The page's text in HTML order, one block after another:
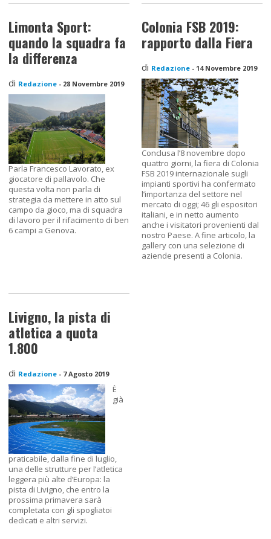
Limonta Sport:
quando la squadra fa
la differenza
di Redazione - 28 Novembre 2019
Parla Francesco Lavorato, ex
giocatore di pallavolo. Che
questa volta non parla di
strategia da mettere in atto sul
campo da gioco, ma di squadra
di lavoro per il rifacimento di ben
6 campi a Genova.
Colonia FSB 2019:
rapporto dalla Fiera
di Redazione - 14 Novembre 2019
Conclusa l’8 novembre dopo
quattro giorni, la fiera di Colonia
FSB 2019 internazionale sugli
impianti sportivi ha confermato
l’importanza del settore nel
mercato di oggi; 46 gli espositori
italiani, e in netto aumento
anche i visitatori provenienti dal
nostro Paese. A fine articolo, la
gallery con una selezione di
aziende presenti a Colonia.
Livigno, la pista di
atletica a quota
1.800
di Redazione - 7 Agosto 2019
È
già
praticabile, dalla fine di luglio,
una delle strutture per l’atletica
leggera più alte d’Europa: la
pista di Livigno, che entro la
prossima primavera sarà
completata con gli spogliatoi
dedicati e altri servizi.